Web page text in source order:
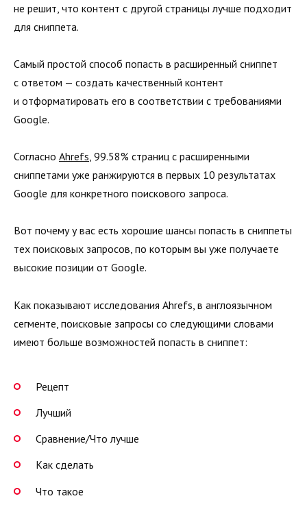
не решит, что контент с другой страницы лучше подходит
для сниппета.
Самый простой способ попасть в расширенный сниппет
с ответом — создать качественный контент
и отформатировать его в соответствии с требованиями
Google.
Согласно Ahrefs, 99.58% страниц с расширенными
сниппетами уже ранжируются в первых 10 результатах
Google для конкретного поискового запроса.
Вот почему у вас есть хорошие шансы попасть в сниппеты
тех поисковых запросов, по которым вы уже получаете
высокие позиции от Google.
Как показывают исследования Ahrefs, в англоязычном
сегменте, поисковые запросы со следующими словами
имеют больше возможностей попасть в сниппет:
Рецепт
Лучший
Сравнение/Что лучше
Как сделать
Что такое